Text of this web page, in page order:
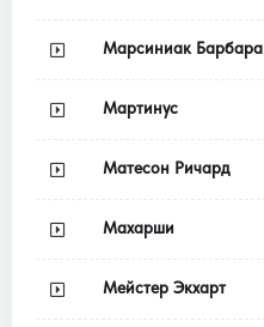
Марсиниак Барбара
Мартинус
Матесон Ричард
Махарши
Мейстер Экхарт